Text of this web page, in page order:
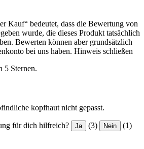
Kauf“ bedeutet, dass die Bewertung von
wurde, die dieses Produkt tatsächlich
Bewerten können aber grundsätzlich
bei uns haben. Hinweis schließen
5 Sternen.
kopfhaut nicht gepasst.
für dich hilfreich? Ja (3) Nein (1)